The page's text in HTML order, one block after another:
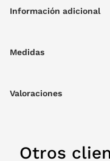
Información adicional
Medidas
Valoraciones
Otros